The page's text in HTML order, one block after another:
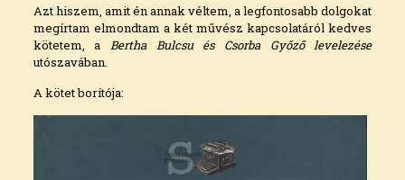
Azt hiszem, amit én annak véltem, a legfontosabb dolgokat
megírtam elmondtam a két művész kapcsolatáról kedves
kötetem, a
Bertha Bulcsu és Csorba Győző levelezése
utószavában.
A kötet borítója: